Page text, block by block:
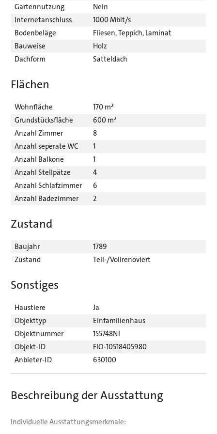
Gartennutzung
Nein
Internetanschluss
1000 Mbit/s
Bodenbeläge
Fliesen, Teppich, Laminat
Bauweise
Holz
Dachform
Satteldach
Flächen
Wohnfläche
170 m²
Grundstücksfläche
600 m²
Anzahl Zimmer
8
Anzahl seperate WC
1
Anzahl Balkone
1
Anzahl Stellpätze
4
Anzahl Schlafzimmer
6
Anzahl Badezimmer
2
Zustand
Baujahr
1789
Zustand
Teil-/Vollrenoviert
Sonstiges
Haustiere
Ja
Objekttyp
Einfamilienhaus
Objektnummer
155748NI
Objekt-ID
FIO-10518405980
Anbieter-ID
630100
Beschreibung der Ausstattung
Individuelle Ausstattungsmerkmale: